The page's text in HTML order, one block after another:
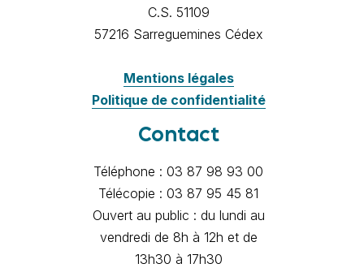
C.S. 51109
57216 Sarreguemines Cédex
Mentions légales
Politique de confidentialité
Contact
Téléphone : 03 87 98 93 00
Télécopie : 03 87 95 45 81
Ouvert au public : du lundi au
vendredi de 8h à 12h et de
13h30 à 17h30